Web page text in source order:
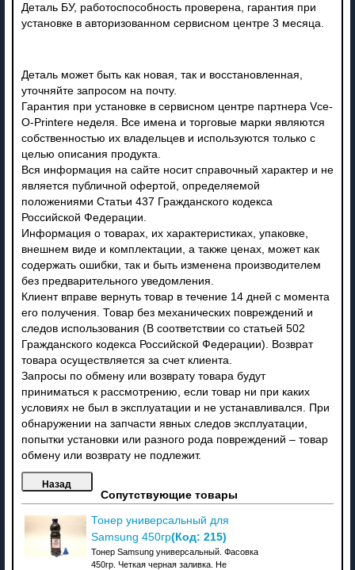
Деталь БУ, работоспособность проверена, гарантия при
установке в авторизованном сервисном центре 3 месяца.
Деталь может быть как новая, так и восстановленная,
уточняйте запросом на почту.
Гарантия при установке в сервисном центре партнера Vce-
O-Printere неделя. Все имена и торговые марки являются
собственностью их владельцев и используются только с
целью описания продукта.
Вся информация на сайте носит справочный характер и не
является публичной офертой, определяемой
положениями Статьи 437 Гражданского кодекса
Российской Федерации.
Информация о товарах, их характеристиках, упаковке,
внешнем виде и комплектации, а также ценах, может как
содержать ошибки, так и быть изменена производителем
без предварительного уведомления.
Клиент вправе вернуть товар в течение 14 дней с момента
его получения. Товар без механических повреждений и
следов использования (В соответствии со статьей 502
Гражданского кодекса Российской Федерации). Возврат
товара осуществляется за счет клиента.
Запросы по обмену или возврату товара будут
приниматься к рассмотрению, если товар ни при каких
условиях не был в эксплуатации и не устанавливался. При
обнаружении на запчасти явных следов эксплуатации,
попытки установки или разного рода повреждений – товар
обмену или возврату не подлежит.
Сопутствующие товары
Тонер универсальный для
Samsung 450гр(Код: 215)
Тонер Samsung универсальный. Фасовка
450гр. Четкая черная заливка. Не